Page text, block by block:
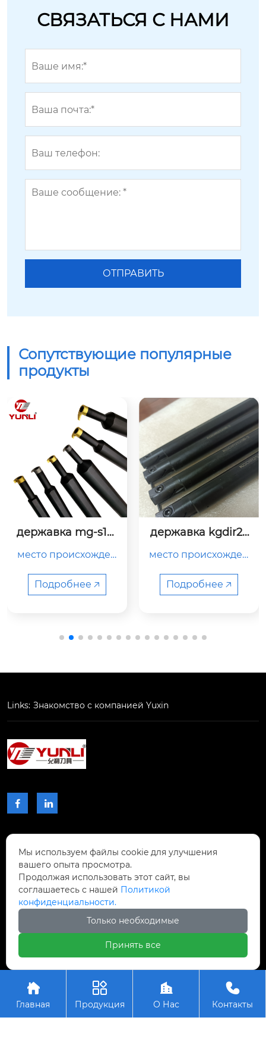
СВЯЗАТЬСЯ С НАМИ
Сопутствующие популярные
продукты
державка mg-s16-
место происхожден
ель токарного станк
а номер модели mg
да yunli использова
q 2 шт. продажные е
Подробнее 🡥
державка kgdir25
место происхожден
ель токарного станк
а номер модели kgd
а yunli использован
q 2 шт. продажные е
Подробнее 🡥
Links: Знакомство с компанией Yuxin
 
КОНТАКТЫ

Проспект Чжибиян № 2, Донхупин, город
Тайпин, уезд Шисин, город Шаогуань,
провинция Гуандун, Китай.
+8617768809996
Авторское право © ООО Шаогуань Юсинь
Прецизионные режущие инструменты

Главная

Продукция

О Нас

Контакты
Мы используем файлы cookie для улучшения
вашего опыта просмотра.
Продолжая использовать этот сайт, вы
соглашаетесь с нашей Политикой
конфиденциальности.
Только необходимые
Принять все